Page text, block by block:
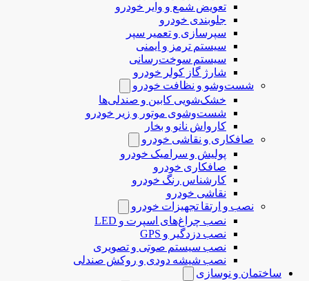
تعویض شمع و وایر خودرو
جلوبندی خودرو
سپرسازی و تعمیر سپر
سیستم ترمز و ایمنی
سیستم سوخت‌رسانی
شارژ گاز کولر خودرو
شست‌وشو و نظافت خودرو
خشک‌شویی کابین و صندلی‌ها
شست‌وشوی موتور و زیر خودرو
کارواش نانو و بخار
صافکاری و نقاشی خودرو
پولیش و سرامیک خودرو
صافکاری خودرو
کارشناس رنگ خودرو
نقاشی خودرو
نصب و ارتقا تجهیزات خودرو
نصب چراغ‌های اسپرت و LED
نصب دزدگیر و GPS
نصب سیستم صوتی و تصویری
نصب شیشه دودی و روکش صندلی
ساختمان و نوسازی